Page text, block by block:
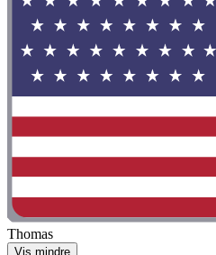
Thomas
Vis mindre